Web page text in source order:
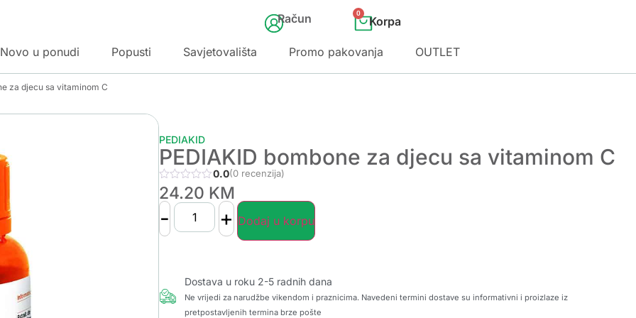
Račun 0
Novo u ponudi Popusti Savjetovališta Promo pakovanja OUTLET
za djecu sa vitaminom C
PEDIAKID
PEDIAKID bombone za djecu sa vitaminom C
0.0(0 recenzija)
24.20 KM
- + Dodaj u korpu
Dostava u roku 2-5 radnih dana
Ne vrijedi za narudžbe vikendom i praznicima. Navedeni termini dostave su informativni i proizlaze iz
pretpostavljenih termina brze pošte